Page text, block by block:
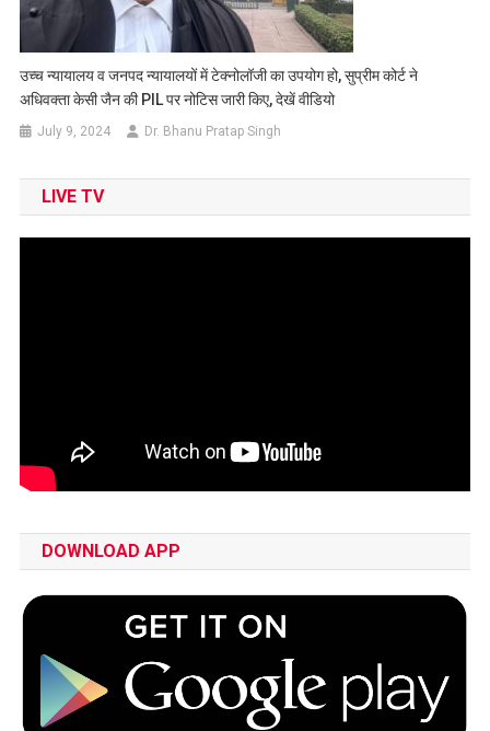
उच्च न्यायालय व जनपद न्यायालयों में टेक्नोलॉजी का उपयोग हो, सुप्रीम कोर्ट ने
अधिवक्ता केसी जैन की PIL पर नोटिस जारी किए, देखें वीडियो
July 9, 2024 Dr. Bhanu Pratap Singh
LIVE TV
DOWNLOAD APP